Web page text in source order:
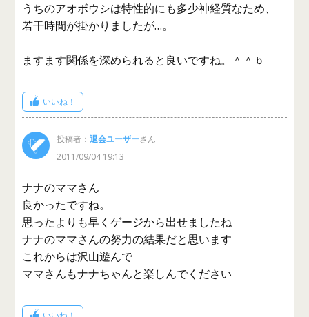
うちのアオボウシは特性的にも多少神経質なため、
若干時間が掛かりましたが…。
ますます関係を深められると良いですね。＾＾ｂ
いいね！
投稿者：退会ユーザーさん
2011/09/04 19:13
ナナのママさん
良かったですね。
思ったよりも早くゲージから出せましたね
ナナのママさんの努力の結果だと思います
これからは沢山遊んで
ママさんもナナちゃんと楽しんでください